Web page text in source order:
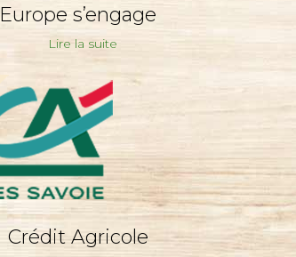
Europe s’engage
Lire la suite
Crédit Agricole